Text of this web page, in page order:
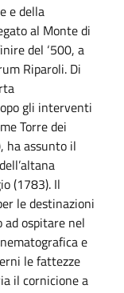
e della
al Monte di
del ‘500, a
Riparoli. Di
gli interventi
Torre dei
ha assunto il
(1783). Il
le destinazioni
ad ospitare nel
e
le fattezze
il cornicione a